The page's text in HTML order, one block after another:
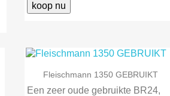
koop nu
 Snel bekijken
Fleischmann 1350 GEBRUIKT
Een zeer oude gebruikte BR24,